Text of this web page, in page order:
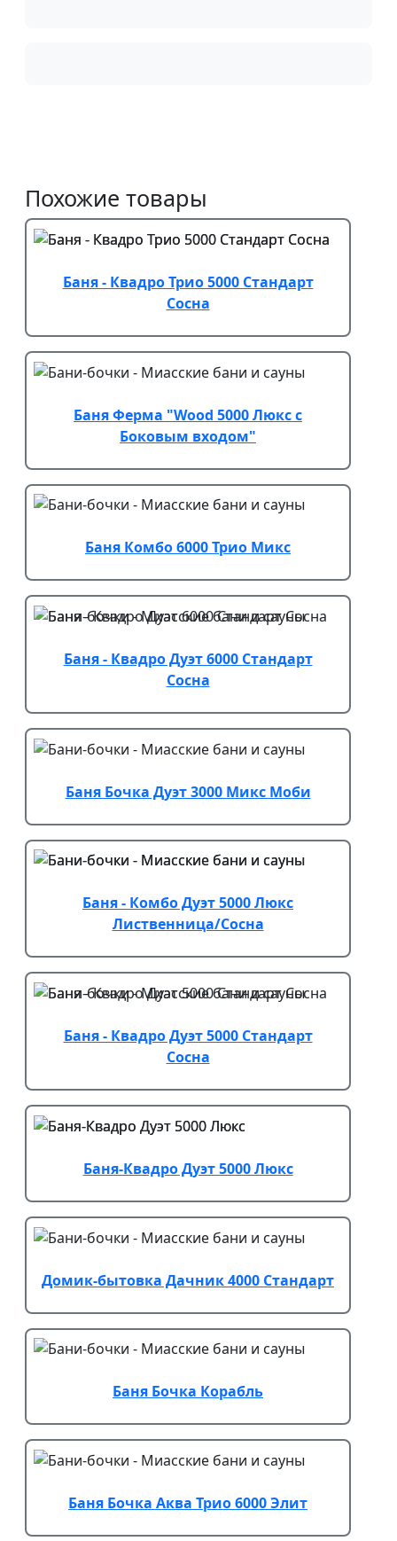
Похожие товары
Баня - Квадро Трио 5000 Стандарт
Сосна
Баня Ферма "Wood 5000 Люкс с
Боковым входом"
Баня Комбо 6000 Трио Микс
Баня - Квадро Дуэт 6000 Стандарт
Сосна
Баня Бочка Дуэт 3000 Микс Моби
Баня - Комбо Дуэт 5000 Люкс
Лиственница/Сосна
Баня - Квадро Дуэт 5000 Стандарт
Сосна
Баня-Квадро Дуэт 5000 Люкс
Домик-бытовка Дачник 4000 Стандарт
Баня Бочка Корабль
Баня Бочка Аква Трио 6000 Элит